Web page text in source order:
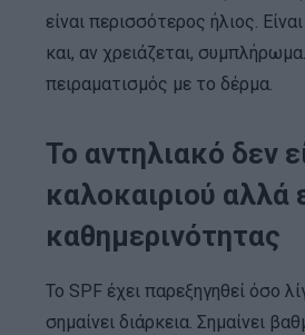
είναι περισσότερος ήλιος.
και, αν χρειάζεται,
πειραματισμός με το δέρμα.
Το αντηλιακό δεν
καλοκαιριού αλλά
καθημερινότητας
Το SPF έχει παρεξηγηθεί όσο
σημαίνει διάρκεια. Σημαίνει